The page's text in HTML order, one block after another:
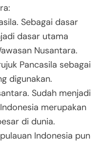
Sebagai dasar
dasar utama
Nusantara.
Pancasila sebagai
digunakan.
Sudah menjadi
merupakan
di dunia.
Indonesia pun